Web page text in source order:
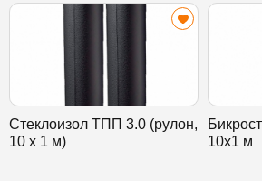
Стеклоизол ТПП 3.0 (рулон,
10 х 1 м)
10х1 м